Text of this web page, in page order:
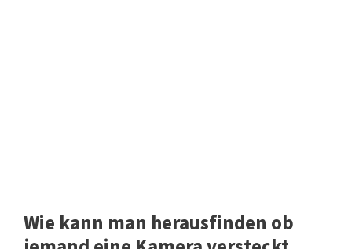
Wie kann man herausfinden ob